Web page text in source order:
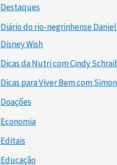
Destaques
Diário do rio-negrinhense
Disney Wish
Dicas da Nutri com Cindy
Dicas para Viver Bem com
Doações
Economia
Editais
Educação